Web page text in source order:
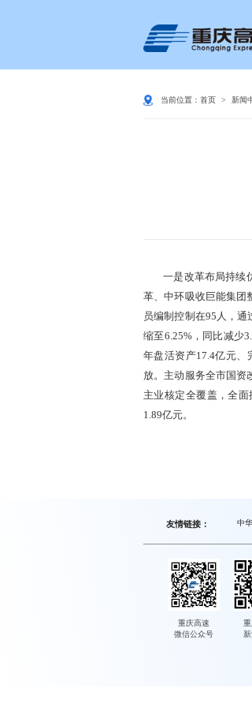
当前位置： 首页 > 新闻
一是改革布局持续
革、中环吸收巨能集团
员编制控制在95人，
缩至6.25%，同比减少
年盘活资产17.4亿元、
放。主动服务全市国资
主业核定全覆盖，全
1.89亿元。
友情链接： 中
重庆高速
微信公众号